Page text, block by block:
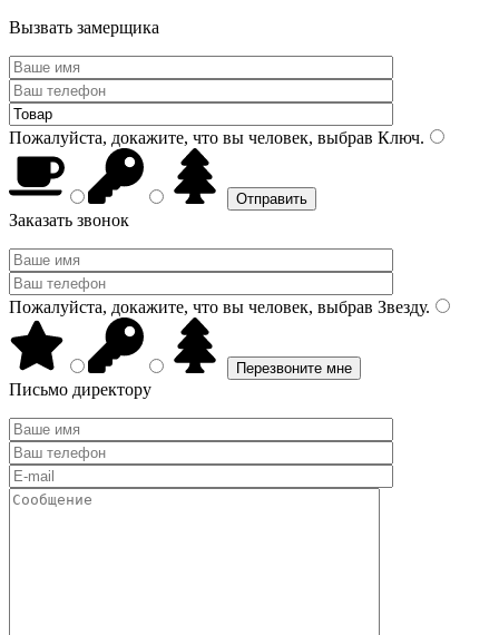
Вызвать замерщика
Пожалуйста, докажите, что вы человек, выбрав Ключ.
Заказать звонок
Пожалуйста, докажите, что вы человек, выбрав Звезду.
Письмо директору